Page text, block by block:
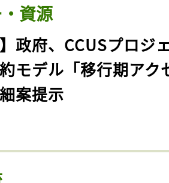
資源
】政府、CCUSプロジ
モデル「移行期アク
案提示